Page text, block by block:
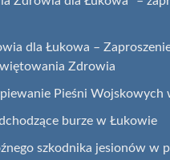
dla Łukowa –
Zdrowia
Pieśni Wojskowych
burze w Łukowie
szkodnika jesionów w